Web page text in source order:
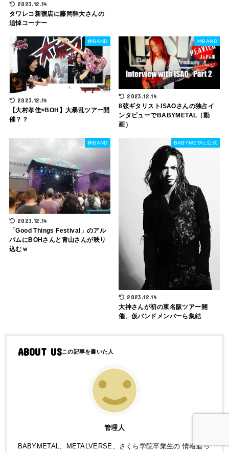
2023.12.14
タワレコ新宿店に藤岡幹大さんの
追悼コーナー
神BAND
2023.12.14
【大村孝佳×BOH】大暴乱ツアー開
催？？
神BAND
2023.12.14
8弦ギタリストISAOさんの独占イ
ンタビューでBABYMETAL（動
画）
神BAND
2023.12.14
「Good Things Festival」のアル
バムにBOHさんと青山さんが映り
込むｗ
BABYMETAL公式
2023.12.14
大神さんが初の東名阪ツアー開
催、仮バンドメンバーら集結
ABOUT US
管理人
BABYMETAL、METALVERSE、さくら学院卒業生の 情報追っ